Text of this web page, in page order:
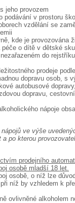
jeho provozem
podávání v prostoru
vzdělání se
kde je provozována
o dítě v dětské
do
prodeje podle
dopravu osob, s
autobusové
dopravu,
nápoje
ve výše
po kterou
prodejního
osobě mladší 18 let.
osobě, o níž lze
níž by vzhledem k
ovlivněné alkoholem